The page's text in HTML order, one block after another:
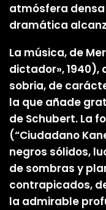
atmósfera
dramática
La música, de
dictador»,
sobria, de
la que añade
de Schubert. La
(“Ciudadano
negros sólidos,
de sombras y
contrapicados,
la admirable